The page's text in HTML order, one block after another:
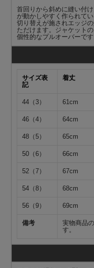
首回りから斜めに縫い付
が動かしやすく作られて
切り替えが施されエッジ
ただけます。ジャケット
個性的なプルオーバーです
サイズ表
記
着丈
44（3） 61cm
46（4） 64cm
48（5） 65cm
50（6） 66cm
52（7） 67cm
54（8） 68cm
56（9） 69cm
備考
実物商品
す。